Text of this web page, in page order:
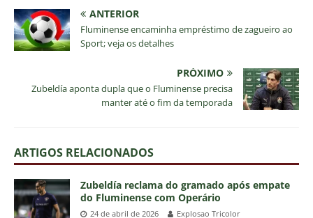
ANTERIOR
Fluminense encaminha empréstimo de zagueiro ao
Sport; veja os detalhes
PRÓXIMO
Zubeldía aponta dupla que o Fluminense precisa
manter até o fim da temporada
ARTIGOS RELACIONADOS
Zubeldía reclama do gramado após empate
do Fluminense com Operário
24 de abril de 2026 Explosao Tricolor